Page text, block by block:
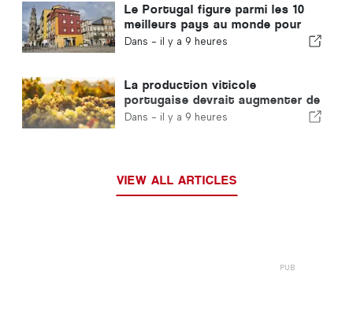
Le Portugal figure parmi les 10
meilleurs pays au monde pour
les expatriés
Dans - il y a 9 heures
La production viticole
portugaise devrait augmenter de
12 % lors de cette récolte
Dans - il y a 9 heures
VIEW ALL ARTICLES